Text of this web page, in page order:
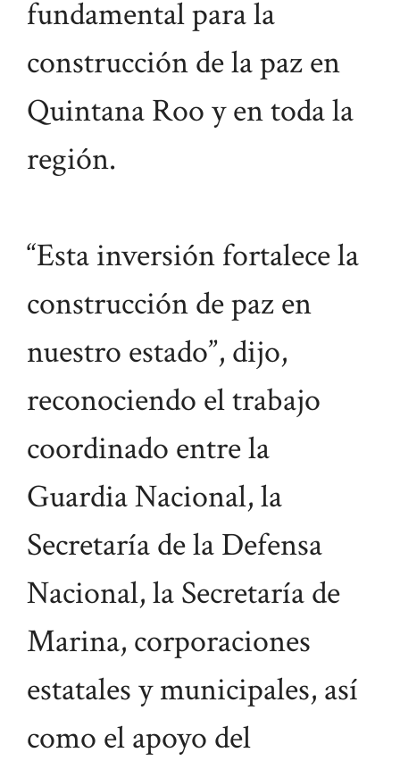
fundamental para la
construcción de la paz en
Quintana Roo y en toda la
región.
“Esta inversión fortalece la
construcción de paz en
nuestro estado”, dijo,
reconociendo el trabajo
coordinado entre la
Guardia Nacional, la
Secretaría de la Defensa
Nacional, la Secretaría de
Marina, corporaciones
estatales y municipales, así
como el apoyo del